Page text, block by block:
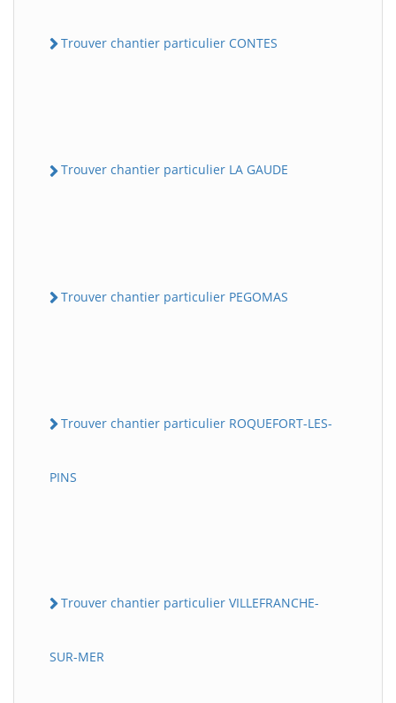
Trouver chantier particulier CONTES
Trouver chantier particulier LA GAUDE
Trouver chantier particulier PEGOMAS
Trouver chantier particulier ROQUEFORT-LES-
PINS
Trouver chantier particulier VILLEFRANCHE-
SUR-MER